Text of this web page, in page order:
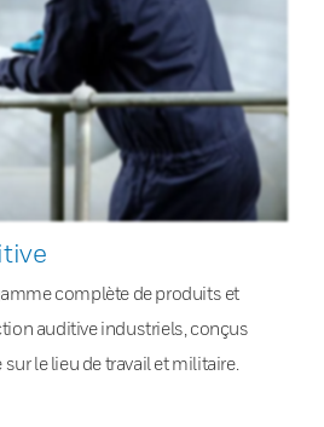
complète de produits et
auditive industriels, conçus
le lieu de travail et militaire.